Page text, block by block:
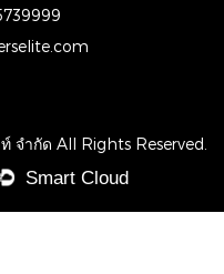
จำกัด All Rights Reserved.